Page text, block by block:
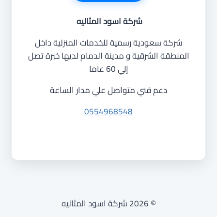
شركة اسود المثاليه
شركة سعودية رسمية للخدمات المنزلية داخل
المنطقة الشرقية و مدينة الدمام لديها خبرة تصل
إلي 60 عاما
دعم فني متواصل علي مدار الساعة
0554968548
© 2026 شركة اسود المثاليه